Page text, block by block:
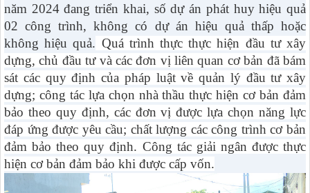
năm 2024 đang triển khai, số dự án phát huy hiệu quả
02 công trình, không có dự án hiệu quả thấp hoặc
không hiệu quả. Quá trình thực thực hiện đầu tư xây
dựng, chủ đầu tư và các đơn vị liên quan cơ bản đã bám
sát các quy định của pháp luật về quản lý đầu tư xây
dựng; công tác lựa chọn nhà thầu thực hiện cơ bản đảm
bảo theo quy định, các đơn vị được lựa chọn năng lực
đáp ứng được yêu cầu; chất lượng các công trình cơ bản
đảm bảo theo quy định. Công tác giải ngân được thực
hiện cơ bản đảm bảo khi được cấp vốn.